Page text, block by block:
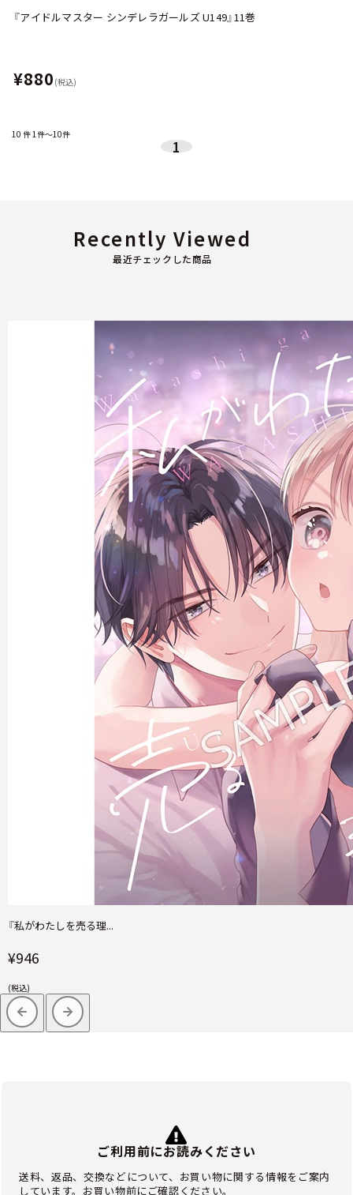
『アイドルマスター シンデレラガールズ U149』11巻
¥880 (税込)
10 件1件～10件
1
最近チェックした商品
Recently Viewed
『私がわたしを売る理...
¥946
(税込)
ご利用前にお読みください
送料、返品、交換などについて、お買い物に関する情報をご案内
しています。お買い物前にご確認ください。